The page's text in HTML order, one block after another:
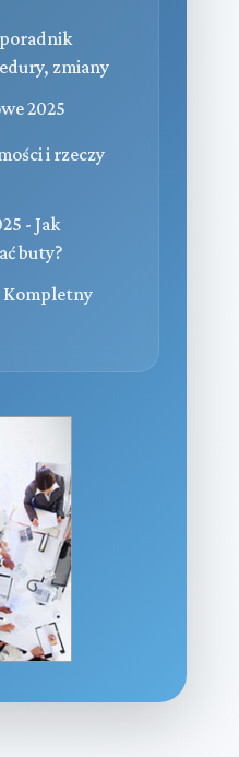
zmiany
2025
i rzeczy
- Jak
buty?
Kompletny